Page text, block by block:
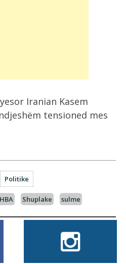
Iranian Kasem
tensioned mes
Politike
Shuplake sulme